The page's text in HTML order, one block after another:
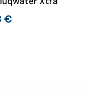
€